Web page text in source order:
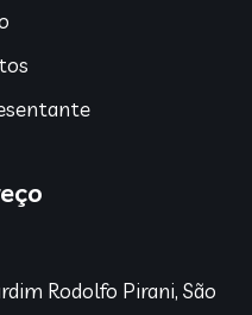
Rodolfo Pirani, São